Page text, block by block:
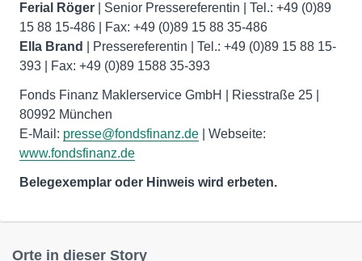
Ferial Röger
| Senior Pressereferentin | Tel.: +49 (0)89
Ella Brand
| Pressereferentin | Tel.: +49 (0)89 15 88 15-
393 | Fax: +49 (0)89 1588 35-393
Fonds Finanz Maklerservice GmbH | Riesstraße 25 |
80992 München
E-Mail: presse@fondsfinanz.de | Webseite:
www.fondsfinanz.de
Belegexemplar oder Hinweis wird erbeten.
Orte in dieser Story